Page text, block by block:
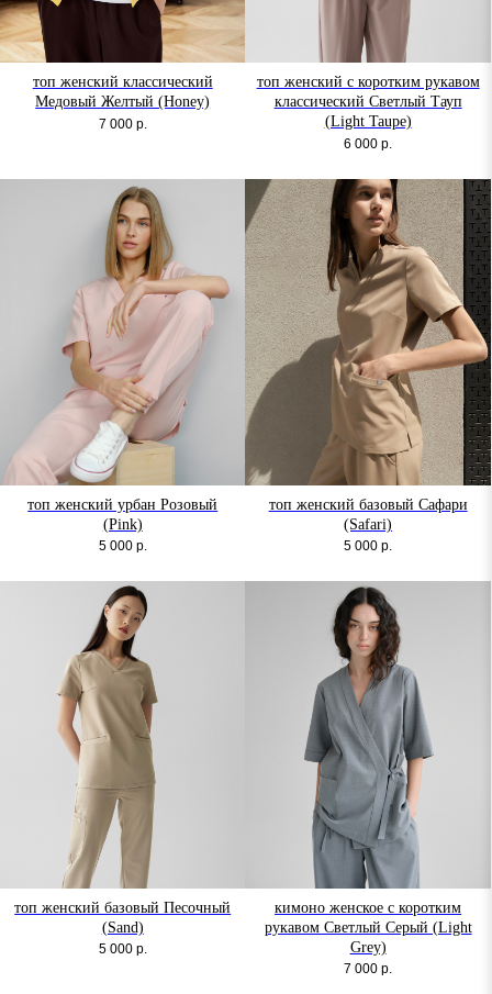
топ женский классический
Медовый Желтый (Honey)
7 000 р.
топ женский с коротким рукавом
классический Светлый Тауп
(Light Taupe)
6 000 р.
топ женский урбан Розовый
(Pink)
5 000 р.
топ женский базовый Сафари
(Safari)
5 000 р.
топ женский базовый Песочный
(Sand)
5 000 р.
кимоно женское с коротким
рукавом Светлый Серый (Light
Grey)
7 000 р.